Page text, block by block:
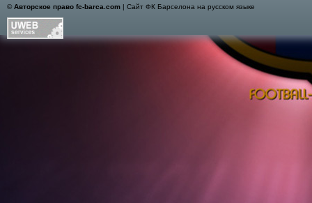
©Авторское право fc-barca.com| Сайт ФК Барселона на русском языке